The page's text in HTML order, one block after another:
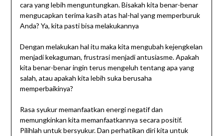
cara yang lebih menguntungkan. Bisakah kita benar-benar
mengucapkan terima kasih atas hal-hal yang memperburuk
Anda? Ya, kita pasti bisa melakukannya
Dengan melakukan hal itu maka kita mengubah kejengkelan
menjadi kekaguman, frustrasi menjadi antusiasme. Apakah
kita benar-benar ingin terus mengeluh tentang apa yang
salah, atau apakah kita lebih suka berusaha
memperbaikinya?
Rasa syukur memanfaatkan energi negatif dan
memungkinkan kita memanfaatkannya secara positif.
Pilihlah untuk bersyukur. Dan perhatikan diri kita untuk